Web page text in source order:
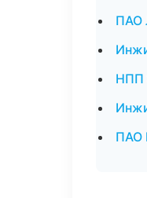
ПАО
НПП
ПАО